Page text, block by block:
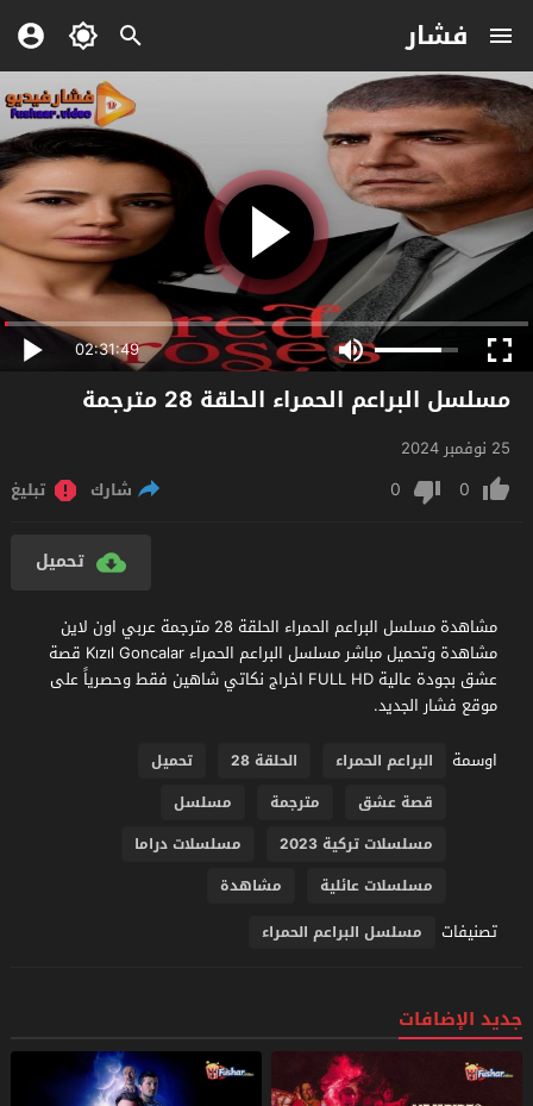
فشار
02:31:49
مسلسل البراعم الحمراء الحلقة 28 مترجمة
25 نوفمبر 2024
0
0 شارك تبليغ
تحميل
مشاهدة مسلسل البراعم الحمراء الحلقة 28 مترجمة عربي اون لاين
مشاهدة وتحميل مباشر مسلسل البراعم الحمراء Kızıl Goncalar قصة
عشق بجودة عالية FULL HD اخراج نكاتي شاهين فقط وحصرياً على
موقع فشار الجديد.
اوسمة
البراعم الحمراء الحلقة 28
تحميل
قصة عشق
مترجمة
مسلسل
مسلسلات تركية 2023
مسلسلات دراما
مسلسلات عائلية
مشاهدة
تصنيفات مسلسل البراعم الحمراء
جديد الإضافات